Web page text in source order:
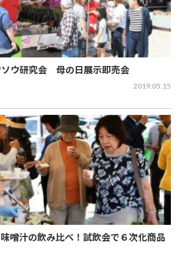
ソウ研究会 母の日展示即売会
2019.05.15
キュウソウ研究会は５月１１日、みやま
即売会を開催しました。 母の日商戦に合
アレンジメントを来場者の好みに応じて
噌汁の飲み比べ！試飲会で６次化商品